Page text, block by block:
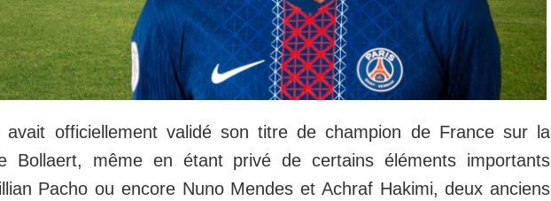
officiellement validé son titre de champion de France sur la
Bollaert, même en étant privé de certains éléments importants
Pacho ou encore Nuno Mendes et Achraf Hakimi, deux anciens